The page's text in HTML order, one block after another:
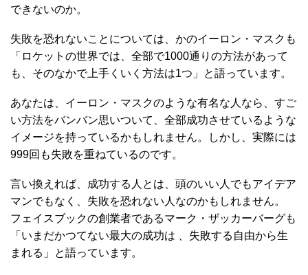
できないのか。
失敗を恐れないことについては、かのイーロン・マスクも
「ロケットの世界では、全部で1000通りの方法があって
も、そのなかで上手くいく方法は1つ」と語っています。
あなたは、イーロン・マスクのような有名な人なら、すご
い方法をバンバン思いついて、全部成功させているような
イメージを持っているかもしれません。しかし、実際には
999回も失敗を重ねているのです。
言い換えれば、成功する人とは、頭のいい人でもアイデア
マンでもなく、失敗を恐れない人なのかもしれません。
フェイスブックの創業者であるマーク・ザッカーバーグも
「いまだかつてない最大の成功は 、失敗する自由から生
まれる」と語っています。